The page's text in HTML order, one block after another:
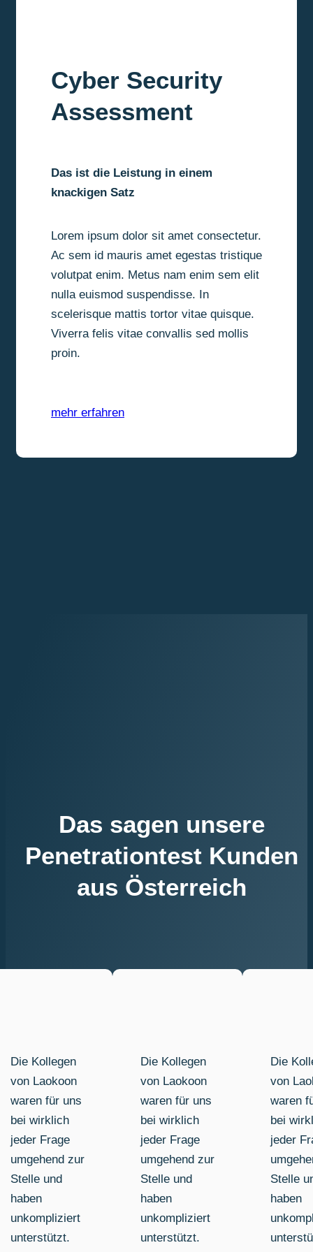
Cyber Security
Assessment
Das ist die Leistung in einem
knackigen Satz
Lorem ipsum dolor sit amet consectetur.
Ac sem id mauris amet egestas tristique
volutpat enim. Metus nam enim sem elit
nulla euismod suspendisse. In
scelerisque mattis tortor vitae quisque.
Viverra felis vitae convallis sed mollis
proin.
mehr erfahren
Das sagen unsere
Penetrationtest Kunden
aus Österreich
Die Kollegen
von Laokoon
waren für uns
bei wirklich
jeder Frage
umgehend zur
Stelle und
haben
unkompliziert
unterstützt.
Die Kollegen
von Laokoon
waren für uns
bei wirklich
jeder Frage
umgehend zur
Stelle und
haben
unkompliziert
unterstützt.
Die
von
waren
bei
jeder
Stelle
haben